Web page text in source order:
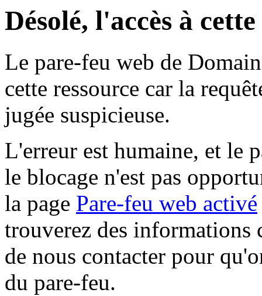
Désolé, l'accès à
Le pare-feu web de
cette ressource car la
jugée suspicieuse.
L'erreur est humaine, et le
le blocage n'est pas
la page Pare-feu web activé
trouverez des informations
de nous contacter pour
du pare-feu.